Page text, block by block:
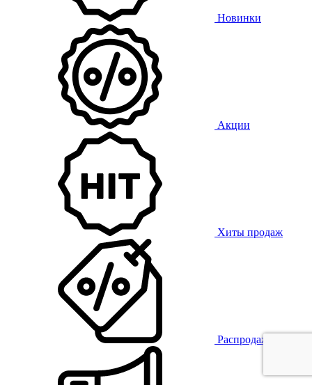
Новинки
Акции
Хиты продаж
Распродажа